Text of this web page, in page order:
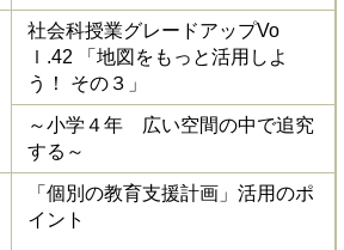
社会科授業グレードアップVo
ｌ.42 「地図をもっと活用しよ
う！ その３」
～小学４年 広い空間の中で追究
する～
「個別の教育支援計画」活用のポ
イント